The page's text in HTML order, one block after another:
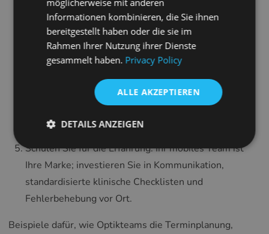
Reparaturen außerhalb der Geschäftszeiten – und
legen Sie die Preise entsprechend der
Reaktionsfähigkeit fest.
Automatisieren Sie Rückrufe und Erinnerungen:
Personalisierte Nachfassaktionen halten sowohl
mobile als auch Praxis-Kunden bei der Stange;
relevant zu bleiben.
Schulen Sie für die Erfahrung: Ihr mobiles Team ist
Ihre Marke; investieren Sie in Kommunikation,
standardisierte klinische Checklisten und
Fehlerbehebung vor Ort.
Beispiele dafür, wie Optikteams die Terminplanung,
CROATIAN
ITALIAN
PORTUGUESE
ROMANIAN
HUNGARIAN
SLOVENIAN
GREEK
möglicherweise mit anderen
Informationen kombinieren, die Sie ihnen
bereitgestellt haben oder die sie im
Rahmen Ihrer Nutzung ihrer Dienste
gesammelt haben. Privacy Policy
ALLE AKZEPTIEREN
DETAILS ANZEIGEN